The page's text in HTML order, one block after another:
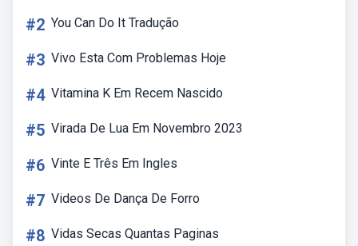
#2 You Can Do It Tradução
#3 Vivo Esta Com Problemas Hoje
#4 Vitamina K Em Recem Nascido
#5 Virada De Lua Em Novembro 2023
#6 Vinte E Três Em Ingles
#7 Videos De Dança De Forro
#8 Vidas Secas Quantas Paginas